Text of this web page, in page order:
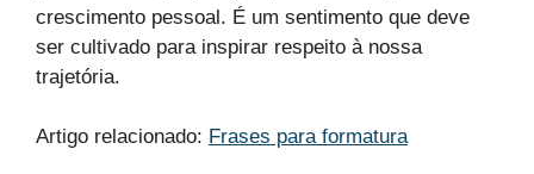
crescimento pessoal. É um sentimento que deve
ser cultivado para inspirar respeito à nossa
trajetória.
Artigo relacionado: Frases para formatura​